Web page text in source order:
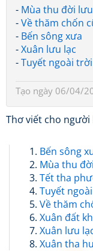
- Mùa thu đời
-Về thăm chốn
- Bến sông xưa
-Xuân lưu lạc
-Tuyết ngoài
Tạo ngày 06/04/
Thơ viết cho
Bến sông
Mùa thu
Tết tha
Tuyết
Về thăm
Xuân đất
Xuân lưu
Xuân tha